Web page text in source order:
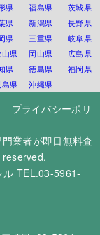
県 福島県
茨城県
県 新潟県
長野県
県 三重県
岐阜県
県 岡山県
広島県
県 徳島県
福岡県
島県 沖縄県
プライバシーポリ
業者が即日無料査
ル TEL.03-5961-